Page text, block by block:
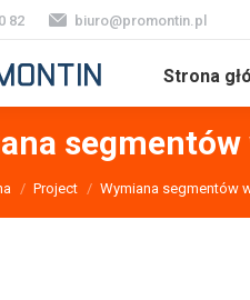
82 biuro@promontin.pl
Strona
segmentów
Project Wymiana segmentów